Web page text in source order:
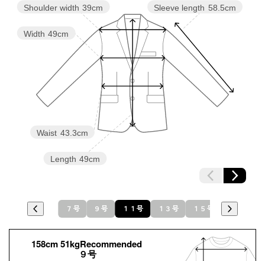
Sleeve length 58.5cm
Length 49cm
Waist 43.3cm
Width 49cm
Shoulder width 39cm
７号 ９号 １１号 １３号 １５号
158cm 51kgRecommended
９号